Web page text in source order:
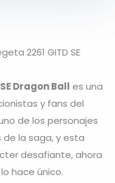
2261 GITD SE
Dragon Ball es una
y fans del
de los personajes
la saga, y esta
desafiante, ahora
hace único.